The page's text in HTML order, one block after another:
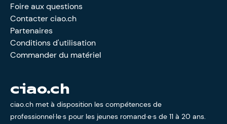
Foire aux questions
Contacter ciao.ch
Partenaires
Conditions d'utilisation
Commander du matériel
ciao.ch
ciao.ch met à disposition les compétences de
professionnel·le·s pour les jeunes romand·e·s de 11 à 20 ans.